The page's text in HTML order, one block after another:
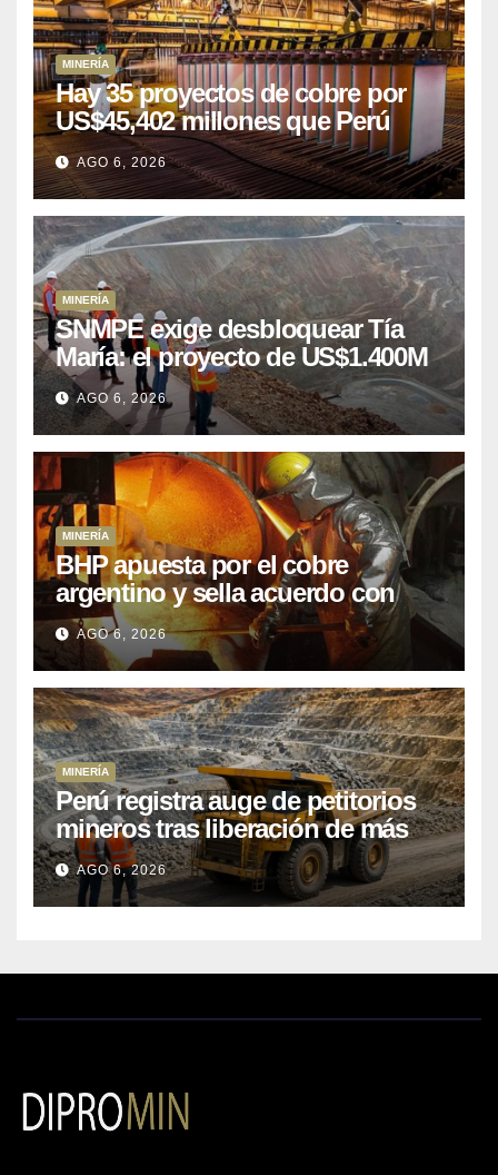
MINERÍA
Hay 35 proyectos de cobre por
US$45,402 millones que Perú
puede aprovechar
AGO 6, 2026
MINERÍA
SNMPE exige desbloquear Tía
María: el proyecto de US$1.400M
que Perú lleva 15 años
posponiendo
AGO 6, 2026
MINERÍA
BHP apuesta por el cobre
argentino y sella acuerdo con
Kobrea para siete proyecto
AGO 6, 2026
MINERÍA
Perú registra auge de petitorios
mineros tras liberación de más
de mil concesiones para explorar
cobre y oro
AGO 6, 2026